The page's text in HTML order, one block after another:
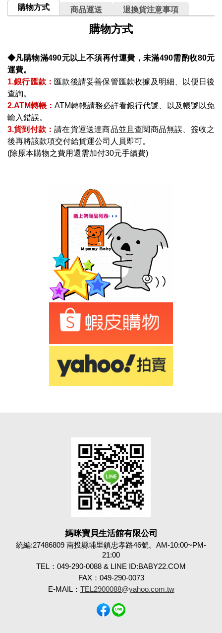
購物方式 商品運送 退換貨注意事項
購物方式
◆凡購物滿490元以上不須再付運費，未滿490需酌收80元
運費。
1.銀行匯款： 匯款後請妥善保管匯款收據及明細、以便日後
查詢。
2.ATM轉帳：ATM轉帳請務必詳看銀行代號、以及帳號以免
輸入錯誤。
3.貨到付款：請在貨運送達商品並且查閱商品無誤、簽收之
後再將該款項交付給貨運公司人員即可。
(除原本購物之費用還需加付30元手續費)
媽咪寶貝生活館有限公司
統編:27486809 南投縣埔里鎮忠孝路46號。AM-10:00~PM-
21:00
TEL：049-290-0088 & LINE ID:BABY22.COM
FAX：049-290-0073
E-MAIL： TEL2900088@yahoo.com.tw